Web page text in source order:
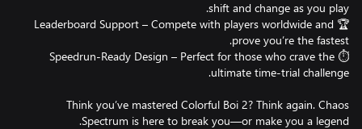
🏆 Leaderboard Support – Compete with players worldwide and
⏱ Speedrun-Ready Design – Perfect for those who crave the
Think you’ve mastered Colorful Boi 2? Think again. Chaos
Spectrum is here to break you—or make you a legend.